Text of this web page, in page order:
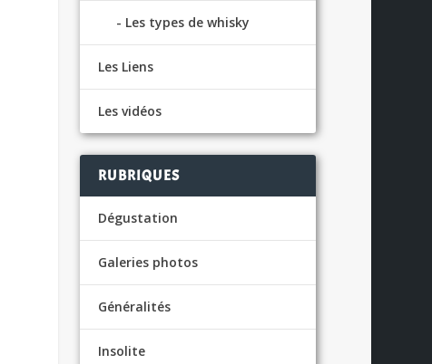
Les types de whisky
Les Liens
Les vidéos
RUBRIQUES
Dégustation
Galeries photos
Généralités
Insolite